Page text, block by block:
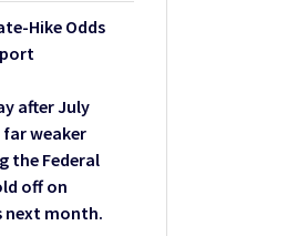
Hike Odds
after July
weaker
the Federal
off on
next month.